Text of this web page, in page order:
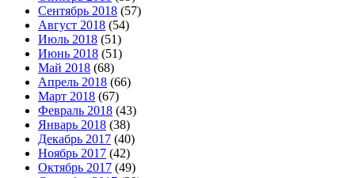
Сентябрь 2018 (57)
Август 2018 (54)
Июль 2018 (51)
Июнь 2018 (51)
Май 2018 (68)
Апрель 2018 (66)
Март 2018 (67)
Февраль 2018 (43)
Январь 2018 (38)
Декабрь 2017 (40)
Ноябрь 2017 (42)
Октябрь 2017 (49)